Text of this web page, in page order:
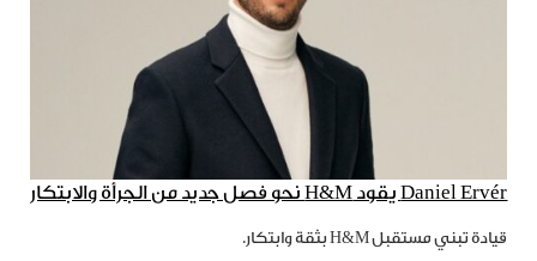
Daniel Ervér يقود H&M نحو فصل جديد من الجرأة والابتكار
قيادة تبني مستقبل H&M بثقة وابتكار.